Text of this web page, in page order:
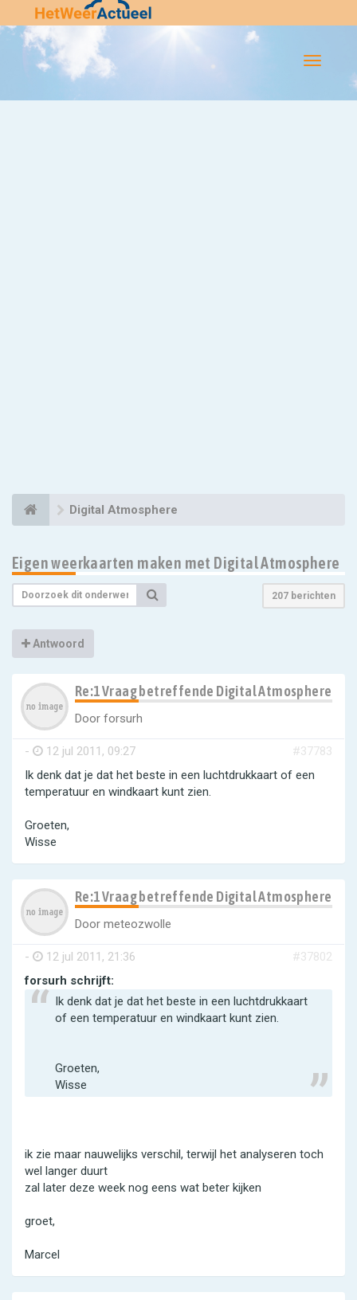
Flip-
Digital Atmosphere
Eigen weerkaarten maken met Digital Atmosphere
207 berichten
Antwoord
Re:1 Vraag betreffende Digital Atmosphere
Door forsurh
- 12 jul 2011, 09:27
#37783
Ik denk dat je dat het beste in een luchtdrukkaart of een
temperatuur en windkaart kunt zien.
Groeten,
Wisse
Re:1 Vraag betreffende Digital Atmosphere
Door meteozwolle
- 12 jul 2011, 21:36
#37802
forsurh schrijft:
Ik denk dat je dat het beste in een luchtdrukkaart
of een temperatuur en windkaart kunt zien.
Groeten,
Wisse
ik zie maar nauwelijks verschil, terwijl het analyseren toch
wel langer duurt
zal later deze week nog eens wat beter kijken
groet,
Marcel